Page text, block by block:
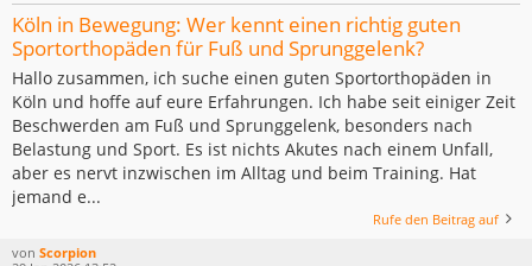
Köln in Bewegung: Wer kennt einen richtig guten
Sportorthopäden für Fuß und Sprunggelenk?
Hallo zusammen, ich suche einen guten Sportorthopäden in
Köln und hoffe auf eure Erfahrungen. Ich habe seit einiger Zeit
Beschwerden am Fuß und Sprunggelenk, besonders nach
Belastung und Sport. Es ist nichts Akutes nach einem Unfall,
aber es nervt inzwischen im Alltag und beim Training. Hat
jemand e...
Rufe den Beitrag auf
von Scorpion